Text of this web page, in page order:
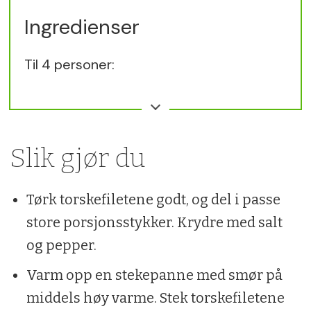
Ingredienser
Til 4 personer:
0,5 ts pepper
1 ss smør
Chorizosaus:
1 fedd hvitløk
Slik gjør du
Tørk torskefiletene godt, og del i passe
store porsjonsstykker. Krydre med salt
og pepper.
Varm opp en stekepanne med smør på
middels høy varme. Stek torskefiletene